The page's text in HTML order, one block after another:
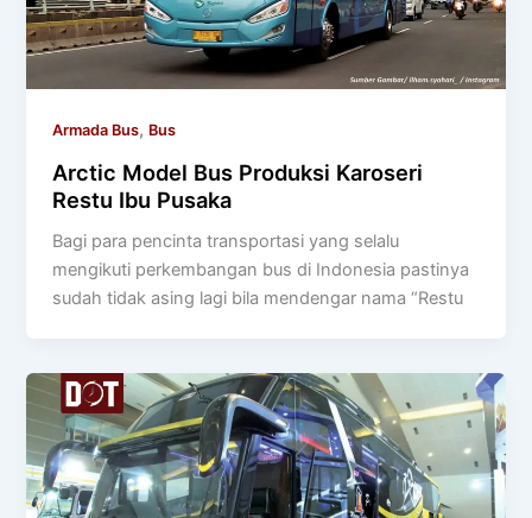
Armada Bus, Bus
Arctic Model Bus Produksi Karoseri
Restu Ibu Pusaka
Bagi para pencinta transportasi yang selalu
mengikuti perkembangan bus di Indonesia pastinya
sudah tidak asing lagi bila mendengar nama “Restu